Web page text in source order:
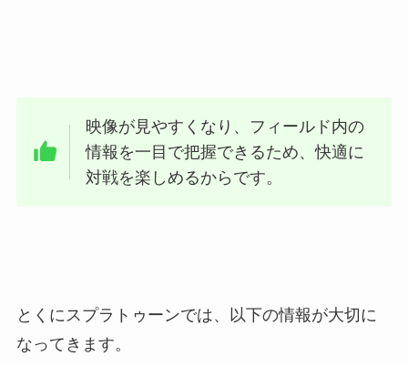
映像が見やすくなり、フィールド内の
情報を一目で把握できるため、快適に
対戦を楽しめるからです。
とくにスプラトゥーンでは、以下の情報が大切に
なってきます。